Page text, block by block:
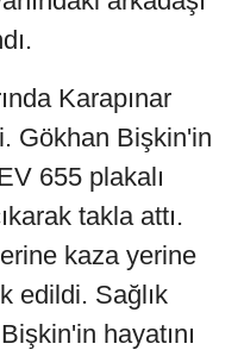
Karapınar
Gökhan Bişkin'in
655 plakalı
takla attı.
kaza yerine
edildi. Sağlık
hayatını